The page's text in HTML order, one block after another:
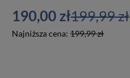
190,00 zł
Najniższa cena: 199,99 zł
199,99 zł